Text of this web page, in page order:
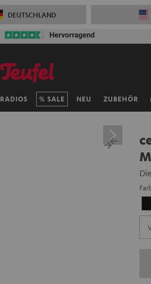
DEUTSCHLAND
RADIOS SALE NEU ZUBEHÖR